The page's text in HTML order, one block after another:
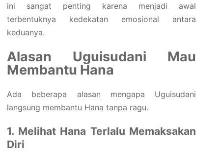
ini sangat penting karena menjadi awal
terbentuknya kedekatan emosional antara
keduanya.
Alasan Uguisudani Mau
Membantu Hana
Ada beberapa alasan mengapa Uguisudani
langsung membantu Hana tanpa ragu.
1. Melihat Hana Terlalu Memaksakan
Diri